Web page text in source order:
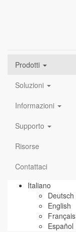
Prodotti
Soluzioni
Informazioni
Supporto
Risorse
Contattaci
Italiano
Deutsch
English
Français
Español